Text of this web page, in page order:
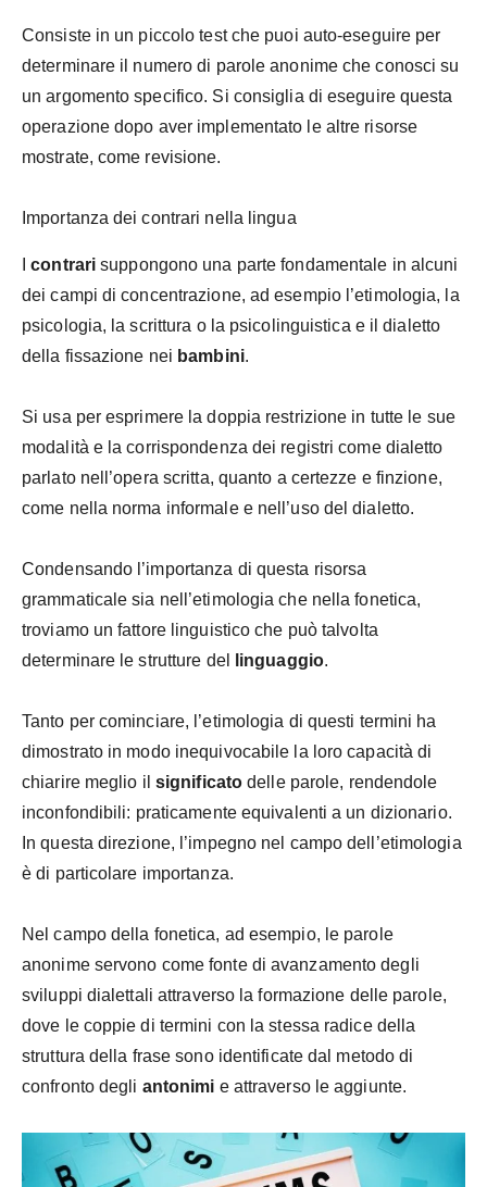
Consiste in un piccolo test che puoi auto-eseguire per
determinare il numero di parole anonime che conosci su
un argomento specifico. Si consiglia di eseguire questa
operazione dopo aver implementato le altre risorse
mostrate, come revisione.
Importanza dei contrari nella lingua
Icontrari suppongono una parte fondamentale in alcuni
dei campi di concentrazione, ad esempio l’etimologia, la
psicologia, la scrittura o la psicolinguistica e il dialetto
della fissazione nei bambini.
Si usa per esprimere la doppia restrizione in tutte le sue
modalità e la corrispondenza dei registri come dialetto
parlato nell’opera scritta, quanto a certezze e finzione,
come nella norma informale e nell’uso del dialetto.
Condensando l’importanza di questa risorsa
grammaticale sia nell’etimologia che nella fonetica,
troviamo un fattore linguistico che può talvolta
determinare le strutture del
linguaggio.
Tanto per cominciare, l’etimologia di questi termini ha
dimostrato in modo inequivocabile la loro capacità di
chiarire meglio il significato delle parole, rendendole
inconfondibili: praticamente equivalenti a un dizionario.
In questa direzione, l’impegno nel campo dell’etimologia
è di particolare importanza.
Nel campo della fonetica, ad esempio, le parole
anonime servono come fonte di avanzamento degli
sviluppi dialettali attraverso la formazione delle parole,
dove le coppie di termini con la stessa radice della
struttura della frase sono identificate dal metodo di
confronto degli antonimi e attraverso le aggiunte.